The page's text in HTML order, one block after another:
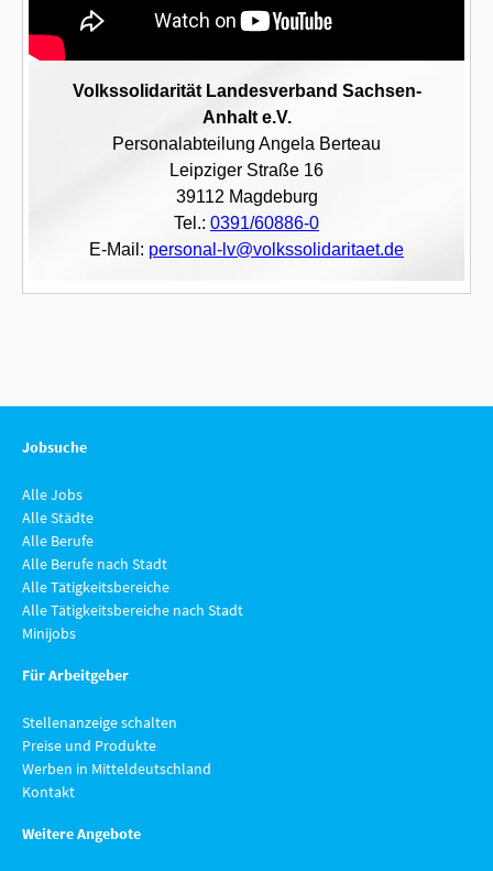
Jobsuche
Alle Jobs
Alle Städte
Alle Berufe
Alle Berufe nach Stadt
Alle Tätigkeitsbereiche
Alle Tätigkeitsbereiche nach Stadt
Minijobs
Für Arbeitgeber
Stellenanzeige schalten
Preise und Produkte
Werben in Mitteldeutschland
Kontakt
Weitere Angebote